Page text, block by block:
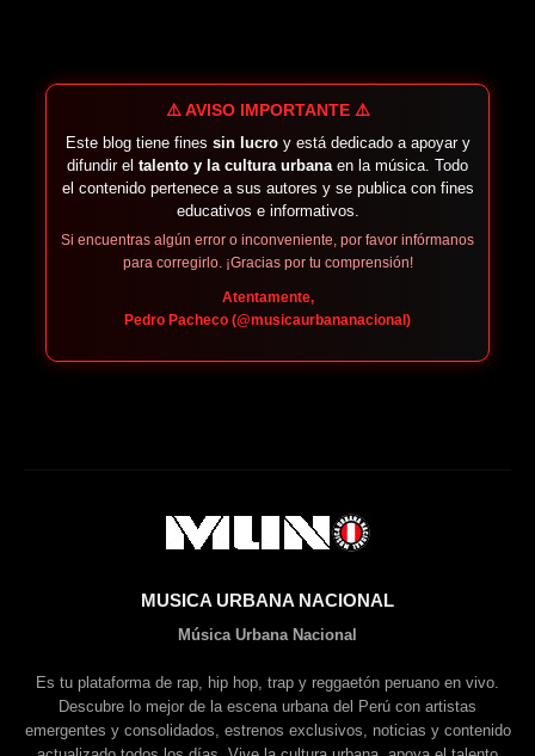
⚠️ AVISO IMPORTANTE ⚠️
Este blog tiene fines sin lucroy está dedicado a apoyar y
difundir el talento y la cultura urbanaen la música. Todo
el contenido pertenece a sus autores y se publica con fines
educativos e informativos.
Si encuentras algún error o inconveniente, por favor infórmanos
para corregirlo. ¡Gracias por tu comprensión!
Atentamente,
Pedro Pacheco (@musicaurbananacional)
MUSICA URBANA NACIONAL
Música Urbana Nacional
Es tu plataforma de rap, hip hop, trap y reggaetón peruano en vivo.
Descubre lo mejor de la escena urbana del Perú con artistas
emergentes y consolidados, estrenos exclusivos, noticias y contenido